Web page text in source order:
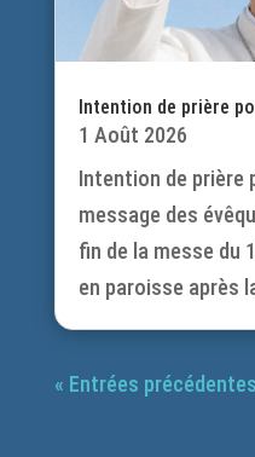
Intention de prière
1 Août 2026
Intention de prière
message des
fin de la messe du
en paroisse après
« Entrées précédentes